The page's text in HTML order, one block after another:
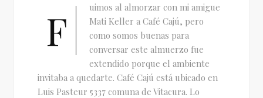
F
uimos al almorzar con mi amigue
Mati Keller a Café Cajú, pero
como somos buenas para
conversar este almuerzo fue
extendido porque el ambiente
invitaba a quedarte. Café Cajú está ubicado en
Luis Pasteur 5337 comuna de Vitacura. Lo